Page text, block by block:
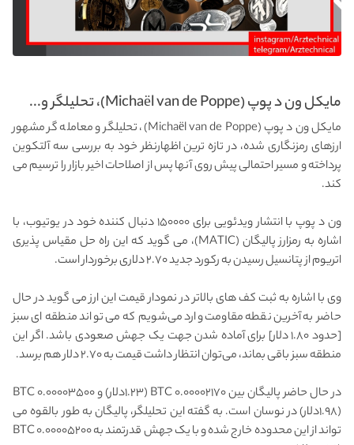
مایکل ون د پوپ (Michaël van de Poppe)، تحلیلگر و...
مایکل ون د پوپ (Michaël van de Poppe)، تحلیلگر و معامله گر مشهور
ارزهای رمزنگاری شده، در تازه ترین اظهارنظر خود به بررسی سه آلتکوین
پرداخته و مسیر احتمالی پیش روی آنها پس از اصلاحات اخیر بازار را ترسیم می
کند.
ون د پوپ با انتشار ویدئویی برای ۱۵۰۰۰۰ دنبال کننده خود در یوتیوب، با
اشاره به رمزارز پالیگان (MATIC)، می گوید که این راه حل مقیاس پذیری
اتریوم از پتانسیل رسیدن به رکورد جدید ۲.۷۰ دلاری برخوردار است.
وی با اشاره به ثبت کف های بالاتر در نمودار قیمت این ارز می گوید در حال
حاضر به آخرین نقطه مقاومت وارد می‌شویم که می تواند منطقه ای سبز
[حدود ۱.۸۰ دلار] برای آماده شدن جهت یک جهش صعودی باشد. اگر این
منطقه سبز باقی بماند، می‌توان انتظار داشت قیمت به ۲.۷۰ دلار هم برسد.
در حال حاضر پالیگان بین ۰.۰۰۰۰۲۱۷۰ BTC (۱.۲۳دلار) و ۰.۰۰۰۰۳۵۰۰ BTC
(۱.۹۸دلار) در نوسان است. به گفته این تحلیلگر، پالیگان به طور بالقوه می
تواند از این محدوده خارج شده و با یک جهش قدرتمند به ۰.۰۰۰۰۵۲۰۰ BTC